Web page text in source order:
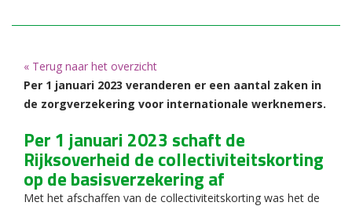
« Terug naar het overzicht
Per 1 januari 2023 veranderen er een aantal zaken in
de zorgverzekering voor internationale werknemers.
Per 1 januari 2023 schaft de
Rijksoverheid de collectiviteitskorting
op de basisverzekering af
Met het afschaffen van de collectiviteitskorting was het de